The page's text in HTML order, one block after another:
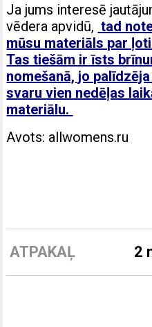
Ja jums interesē
vēdera apvidū, tad
mūsu materiāls par
Tas tiešām ir īsts
nomešanā, jo
svaru vien nedēļas
materiālu.
Avots: allwomens.ru
ATPAKAĻ 2